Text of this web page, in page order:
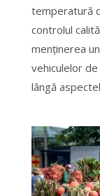
temperatură
controlul
menținerea
vehiculelor
lângă